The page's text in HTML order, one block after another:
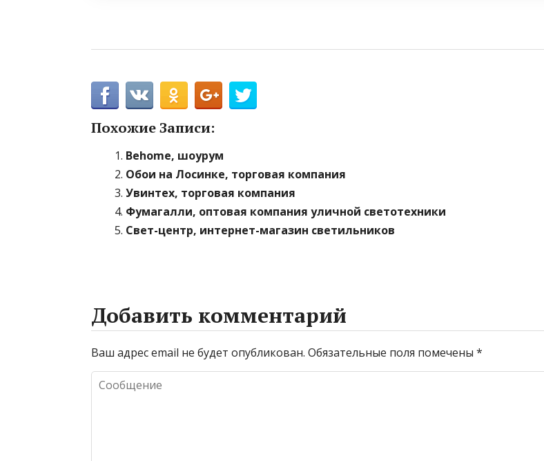
Похожие Записи:
Behome, шоурум
Обои на Лосинке, торговая компания
Увинтех, торговая компания
Фумагалли, оптовая компания уличной светотехники
Свет-центр, интернет-магазин светильников
Добавить комментарий
Ваш адрес email не будет опубликован. Обязательные поля помечены *